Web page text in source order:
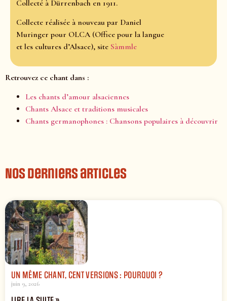
Collecté à Dürrenbach en 1911.
Collecte réalisée à nouveau par Daniel
Muringer pour OLCA (Office pour la langue
et les cultures d’Alsace), site Sàmmle
Retrouvez ce chant dans :
Les chants d’amour alsaciennes
Chants Alsace et traditions musicales
Chants germanophones : Chansons populaires à découvrir
Nos derniers articles
UN MÊME CHANT, CENT VERSIONS : POURQUOI ?
juin 9, 2026